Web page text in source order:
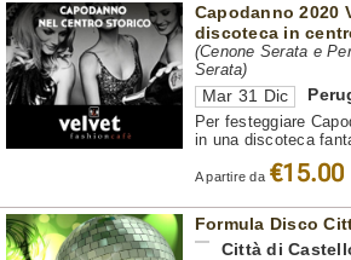
Capodanno 2020
discoteca in
(Cenone Serata e
Serata)
Mar 31 Dic
Per festeggiare
in una discoteca
A partire da €15.00
Formula Disco
Città di